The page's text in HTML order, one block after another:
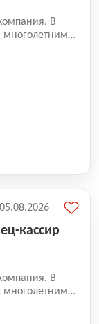
В
многолетним
позволяют
кассир
В
многолетним
позволяют
05.08.2026